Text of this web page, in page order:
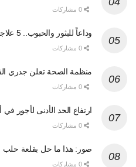
وداعاً للبثور والحبوب.. 5 علاجات منزلية جربيها
منظمة الصحة تعلن جدري
ارتفاع الحد الأدنى لأجور في
صور: هذا ما حل بقلعة حلب